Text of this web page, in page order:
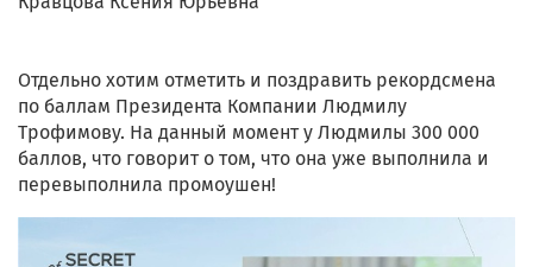
Отдельно хотим отметить и поздравить рекордсмена
по баллам Президента Компании Людмилу
Трофимову. На данный момент у Людмилы 300 000
баллов, что говорит о том, что она уже выполнила и
перевыполнила промоушен!